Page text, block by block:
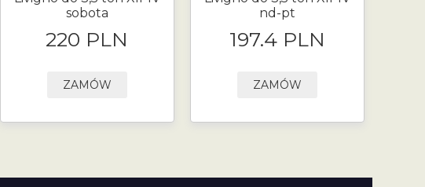
sobota
220 PLN
ZAMÓW
nd-pt
197.4 PLN
ZAMÓW